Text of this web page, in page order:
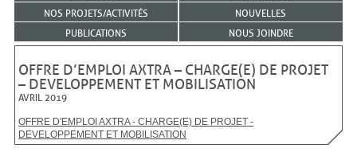
NOS PROJETS/ACTIVITÉS
NOUVELLES
PUBLICATIONS
NOUS JOINDRE
OFFRE D’EMPLOI AXTRA – CHARGE(E) DE PROJET
– DEVELOPPEMENT ET MOBILISATION
AVRIL 2019
OFFRE D'EMPLOI AXTRA - CHARGE(E) DE PROJET -
DEVELOPPEMENT ET MOBILISATION